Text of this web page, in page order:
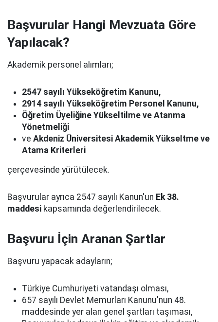
Başvurular Hangi Mevzuata Göre
Yapılacak?
Akademik personel alımları;
2547 sayılı Yükseköğretim Kanunu,
2914 sayılı Yükseköğretim Personel Kanunu,
Öğretim Üyeliğine Yükseltilme ve Atanma
Yönetmeliği
ve Akdeniz Üniversitesi Akademik Yükseltme ve
Atama Kriterleri
çerçevesinde yürütülecek.
Başvurular ayrıca 2547 sayılı Kanun'un Ek 38.
maddesi kapsamında değerlendirilecek.
Başvuru İçin Aranan Şartlar
Başvuru yapacak adayların;
Türkiye Cumhuriyeti vatandaşı olması,
657 sayılı Devlet Memurları Kanunu'nun 48.
maddesinde yer alan genel şartları taşıması,